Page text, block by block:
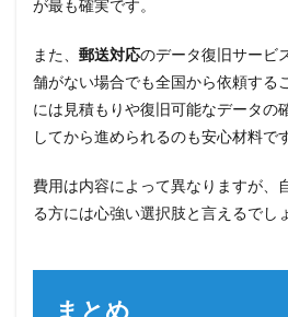
が最も確実です。
また、 郵送対応のデータ復旧サービ
舗がない場合でも全国から依頼する
には見積もりや復旧可能なデータの
してから進められるのも安心材料です
費用は内容によって異なりますが、
る方には心強い選択肢と言えるでし
まとめ